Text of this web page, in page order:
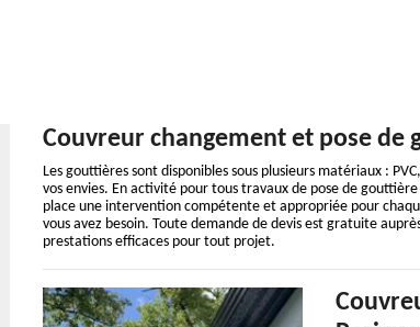
Couvreur changement et pose de
Les gouttières sont disponibles sous plusieurs matériaux :
vos envies. En activité pour tous travaux de pose de
place une intervention compétente et appropriée pour
vous avez besoin. Toute demande de devis est gratuite
prestations efficaces pour tout projet.